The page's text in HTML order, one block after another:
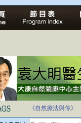
自家教育合法化-
《自然療法與你》